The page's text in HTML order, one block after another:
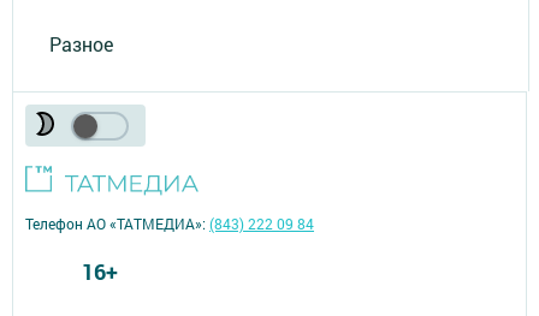
Разное
Телефон АО «ТАТМЕДИА»:(843) 222 09 84
16+